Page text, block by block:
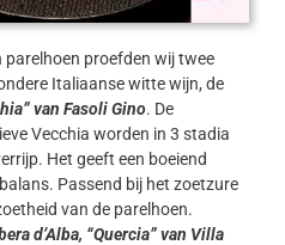
parelhoen proefden wij twee
Italiaanse witte wijn, de
van Fasoli Gino. De
Vecchia worden in 3 stadia
Het geeft een boeiend
Passend bij het zoetzure
van de parelhoen.
d’Alba, “Quercia” van Villa